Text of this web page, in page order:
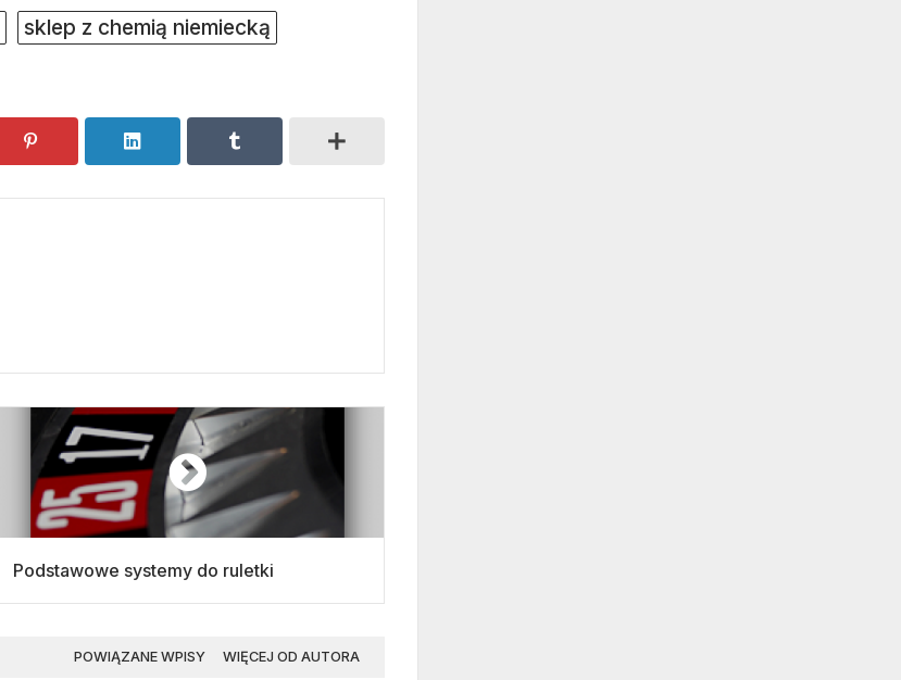
sklep z chemią niemiecką
Podstawowe systemy do ruletki
POWIĄZANE WPISY WIĘCEJ OD AUTORA